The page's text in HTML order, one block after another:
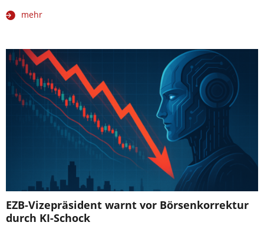
mehr
EZB-Vizepräsident warnt vor Börsenkorrektur
durch KI-Schock